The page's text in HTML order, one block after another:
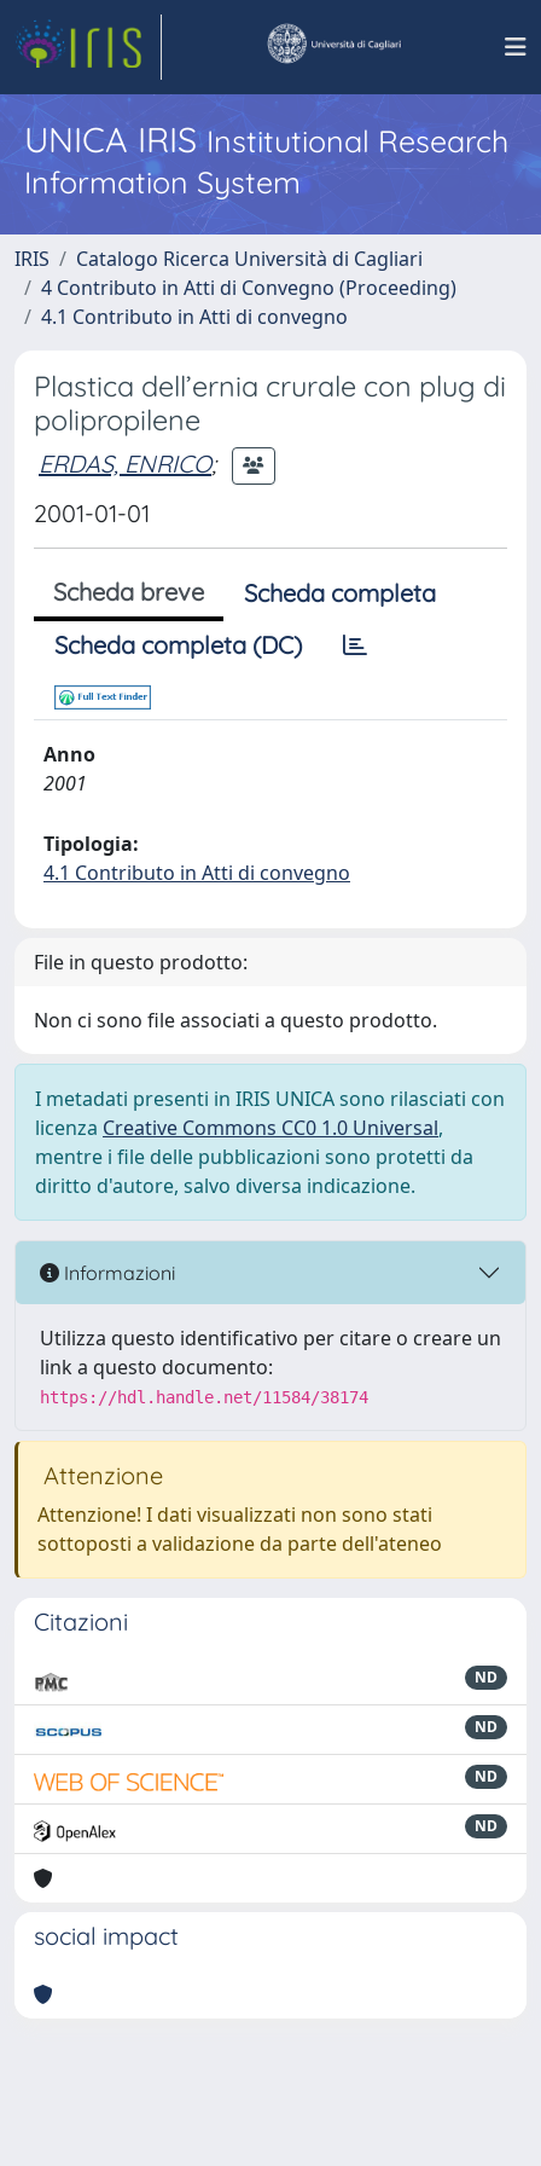
UNICA IRISInstitutional Research
Information System
IRIS
Catalogo Ricerca Università di Cagliari
4 Contributo in Atti di Convegno (Proceeding)
4.1 Contributo in Atti di convegno
Plastica dell’ernia crurale con plug di
polipropilene
ERDAS, ENRICO;
2001-01-01
Scheda breve
Scheda completa
Scheda completa (DC)
Anno
2001
Tipologia:
4.1 Contributo in Atti di convegno
File in questo prodotto:
Non ci sono file associati a questo prodotto.
I metadati presenti in IRIS UNICA sono rilasciati con
licenza Creative Commons CC0 1.0 Universal,
mentre i file delle pubblicazioni sono protetti da
diritto d'autore, salvo diversa indicazione.
Informazioni
Utilizza questo identificativo per citare o creare un
link a questo documento:
https://hdl.handle.net/11584/38174
Attenzione
Attenzione! I dati visualizzati non sono stati
sottoposti a validazione da parte dell'ateneo
Citazioni
ND
ND
ND
ND
social impact